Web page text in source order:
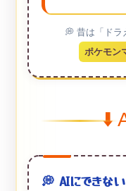
💭 昔は「ドラ
ポケモン
⬇️
💭 AIにできな